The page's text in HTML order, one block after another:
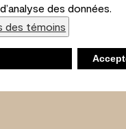
des données.
des témoins
Liste